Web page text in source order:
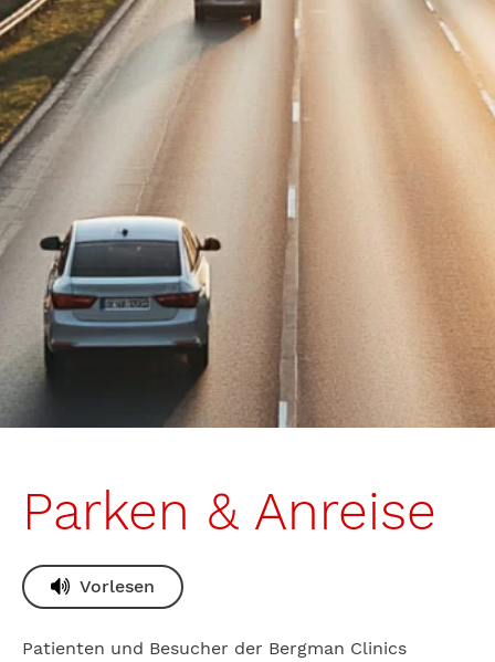
Parken & Anreise
Vorlesen
Patienten und Besucher der Bergman Clinics